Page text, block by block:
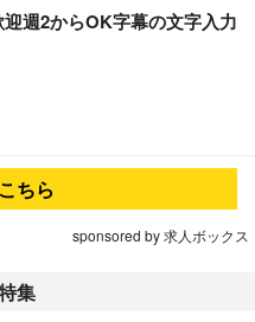
週2からOK字幕の文字入力
ちら
sponsored by 求人ボックス
集